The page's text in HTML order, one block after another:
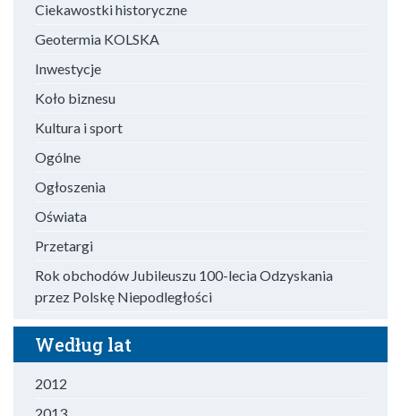
Ciekawostki historyczne
Geotermia KOLSKA
Inwestycje
Koło biznesu
Kultura i sport
Ogólne
Ogłoszenia
Oświata
Przetargi
Rok obchodów Jubileuszu 100-lecia Odzyskania
przez Polskę Niepodległości
Według lat
2012